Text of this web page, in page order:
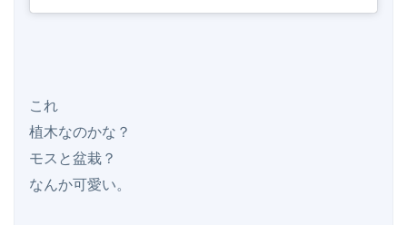
これ
植木なのかな？
モスと盆栽？
なんか可愛い。